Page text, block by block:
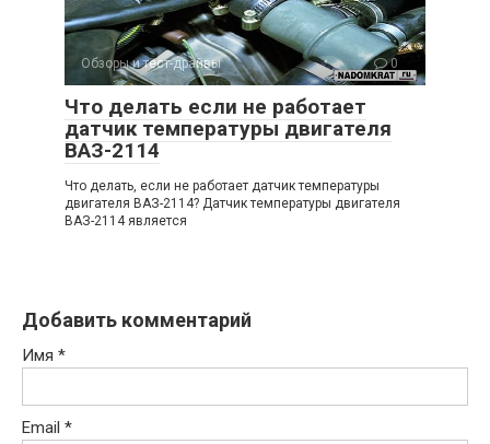
Обзоры и тест-драйвы 0
Что делать если не работает
датчик температуры двигателя
ВАЗ-2114
Что делать, если не работает датчик температуры
двигателя ВАЗ-2114? Датчик температуры двигателя
ВАЗ-2114 является
Добавить комментарий
Имя *
Email *